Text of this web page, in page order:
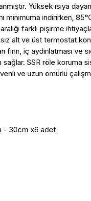
Yüksek ısıya
minimuma indirirken,
farklı pişirme
alt ve üst termostat
iç aydınlatması ve
sağlar. SSR röle koruma
ve uzun ömürlü
- 30cm x6 adet